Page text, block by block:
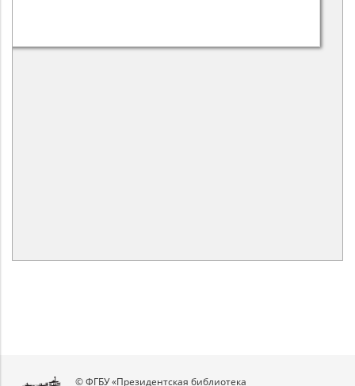
© ФГБУ «Президентская библиотека